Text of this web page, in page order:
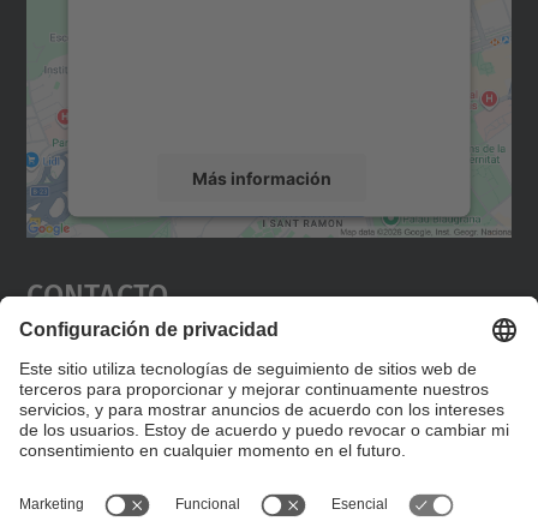
Más información
Aceptar
powered by
Contacto
Editad en la página "Contacto personalizado", que
encontraréis en la raíz de español, vuestros datos
personalizados de contacto.
Formulario de contacto